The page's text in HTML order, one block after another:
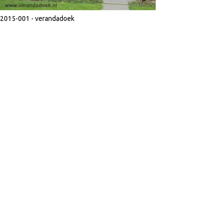
2015-001 - verandadoek